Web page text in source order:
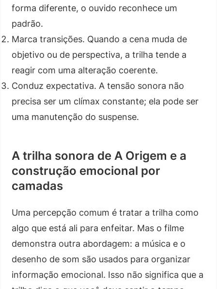
forma diferente, o ouvido reconhece um
padrão.
Marca transições. Quando a cena muda de
objetivo ou de perspectiva, a trilha tende a
reagir com uma alteração coerente.
Conduz expectativa. A tensão sonora não
precisa ser um clímax constante; ela pode ser
uma manutenção do suspense.
A trilha sonora de A Origem e a
construção emocional por
camadas
Uma percepção comum é tratar a trilha como
algo que está ali para enfeitar. Mas o filme
demonstra outra abordagem: a música e o
desenho de som são usados para organizar
informação emocional. Isso não significa que a